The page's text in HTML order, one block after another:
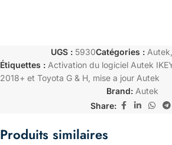
UGS : 5930Catégories : Autek
Étiquettes : Activation du logiciel Autek
2018+ et Toyota G & H mise a jour Autek
Brand: Autek
Share:
Produits similaires